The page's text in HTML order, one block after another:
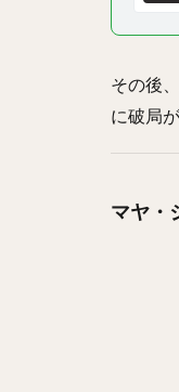
その後
に破局
マヤ・